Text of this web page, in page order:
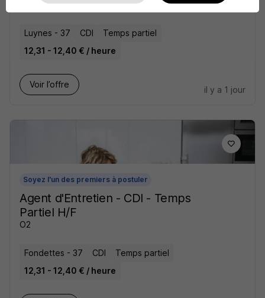
Luynes - 37 CDI
Temps partiel
12,31 - 12,40 € / heure
Voir l’offre
il y a 1 jour
Soyez l'un des premiers à postuler
Agent d'Entretien - CDI - Temps
Partiel H/F
O2
Fondettes - 37 CDI
Temps partiel
12,31 - 12,40 € / heure